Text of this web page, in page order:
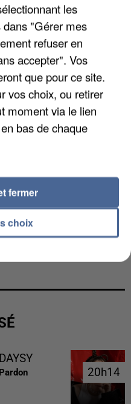
LES REFUGES
DAYSY
Pardon 20h14
20h14
les
"Gérer mes
refuser en
accepter". Vos
que pour ce site.
vos choix, ou retirer
moment via le lien
bas de chaque
choix
fermer